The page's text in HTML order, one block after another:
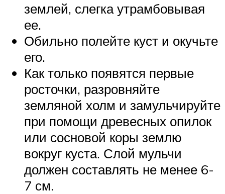
землей, слегка утрамбовывая
ее.
Обильно полейте куст и окучьте
его.
Как только появятся первые
росточки, разровняйте
земляной холм и замульчируйте
при помощи древесных опилок
или сосновой коры землю
вокруг куста. Слой мульчи
должен составлять не менее 6-
7 см.